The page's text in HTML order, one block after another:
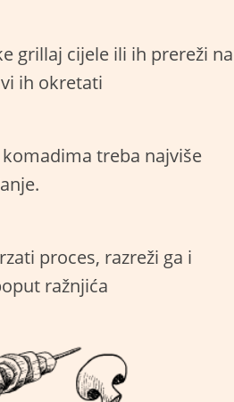
grillaj cijele ili ih prereži na
ih okretati
treba najviše
proces, razreži ga i
ražnjića